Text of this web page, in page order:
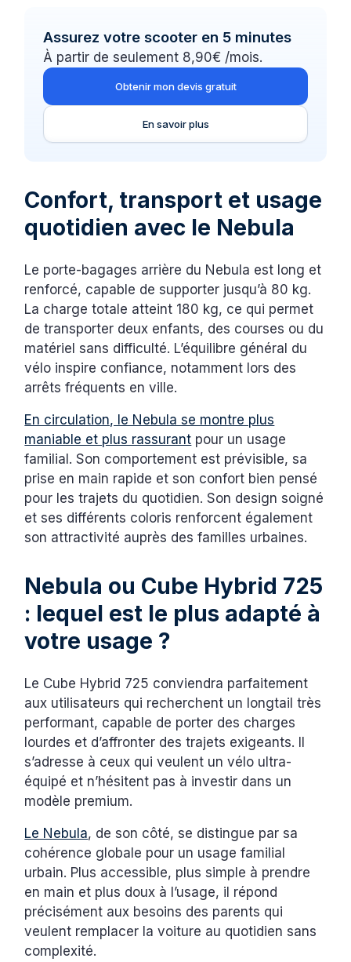
Assurez votre scooter en 5 minutes
À partir de seulement 8,90€ /mois.
Obtenir mon devis gratuit
En savoir plus
Confort, transport et usage
quotidien avec le Nebula
Le porte-bagages arrière du Nebula est long et
renforcé, capable de supporter jusqu’à 80 kg.
La charge totale atteint 180 kg, ce qui permet
de transporter deux enfants, des courses ou du
matériel sans difficulté. L’équilibre général du
vélo inspire confiance, notamment lors des
arrêts fréquents en ville.
En circulation, le Nebula se montre plus
maniable et plus rassurant pour un usage
familial. Son comportement est prévisible, sa
prise en main rapide et son confort bien pensé
pour les trajets du quotidien. Son design soigné
et ses différents coloris renforcent également
son attractivité auprès des familles urbaines.
Nebula ou Cube Hybrid 725
: lequel est le plus adapté à
votre usage ?
Le Cube Hybrid 725 conviendra parfaitement
aux utilisateurs qui recherchent un longtail très
performant, capable de porter des charges
lourdes et d’affronter des trajets exigeants. Il
s’adresse à ceux qui veulent un vélo ultra-
équipé et n’hésitent pas à investir dans un
modèle premium.
Le Nebula, de son côté, se distingue par sa
cohérence globale pour un usage familial
urbain. Plus accessible, plus simple à prendre
en main et plus doux à l’usage, il répond
précisément aux besoins des parents qui
veulent remplacer la voiture au quotidien sans
complexité.